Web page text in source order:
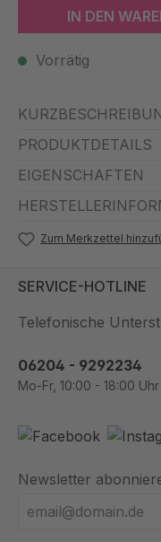
IN DEN
Vorrätig
PRODUKTDETAILS
EIGENSCHAFTEN
Zum Merkzettel
SERVICE-HOTLINE
Telefonische
06204 - 9292234
Mo-Fr, 10:00 - 18:00 Uhr
Newsletter